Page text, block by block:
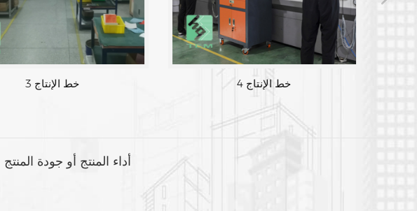
خط الإنتاج 2 خط الإنتاج 3
أداء المنتج أو جودة المنتج